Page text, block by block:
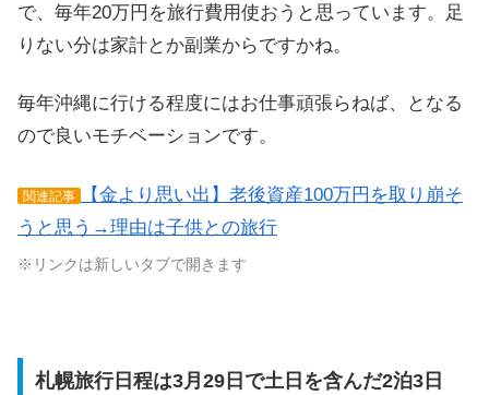
で、毎年20万円を旅行費用使おうと思っています。足
りない分は家計とか副業からですかね。
毎年沖縄に行ける程度にはお仕事頑張らねば、となる
ので良いモチベーションです。
関連記事
【金より思い出】老後資産100万円を取り崩そ
うと思う→理由は子供との旅行
※リンクは新しいタブで開きます
札幌旅行日程は3月29日で土日を含んだ2泊3日